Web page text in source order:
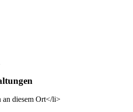
an diesem Ort</li>